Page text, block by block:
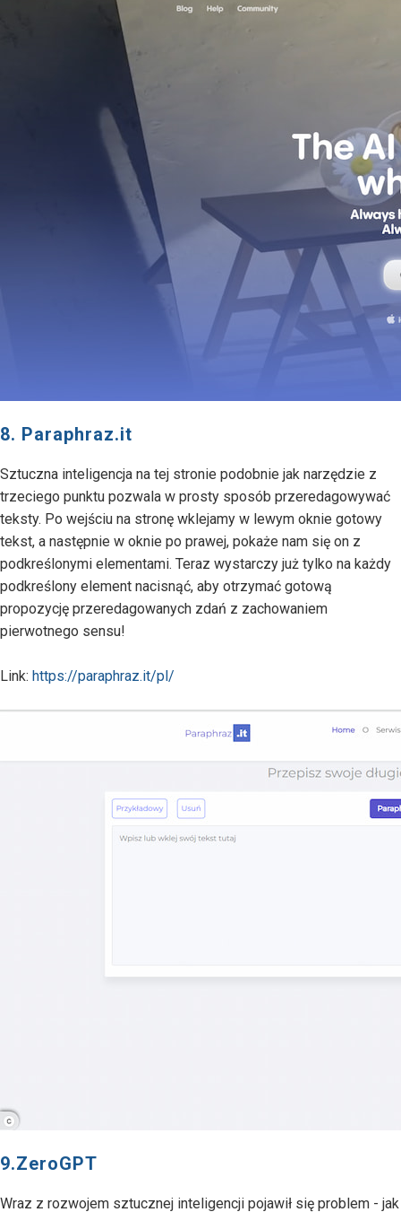
8. Paraphraz.it
Sztuczna inteligencja na tej stronie podobnie jak narzędzie z
trzeciego punktu pozwala w prosty sposób przeredagowywać
teksty. Po wejściu na stronę wklejamy w lewym oknie gotowy
tekst, a następnie w oknie po prawej, pokaże nam się on z
podkreślonymi elementami. Teraz wystarczy już tylko na każdy
podkreślony element nacisnąć, aby otrzymać gotową
propozycję przeredagowanych zdań z zachowaniem
pierwotnego sensu!
Link: https://paraphraz.it/pl/
9.ZeroGPT
Wraz z rozwojem sztucznej inteligencji pojawił się problem - jak